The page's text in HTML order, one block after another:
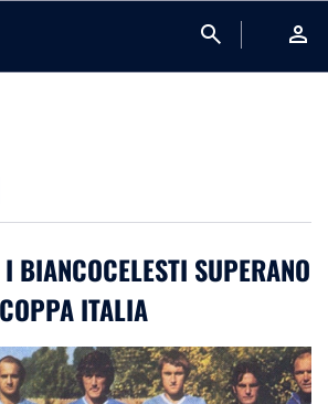
search person
BIANCOCELESTI SUPERANO
ITALIA